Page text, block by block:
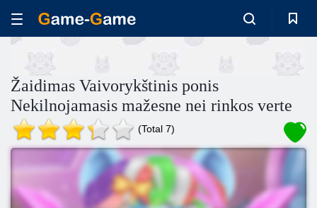
Žaidimas Vaivorykštinis ponis
Nekilnojamasis mažesne nei rinkos verte
(Total 7)